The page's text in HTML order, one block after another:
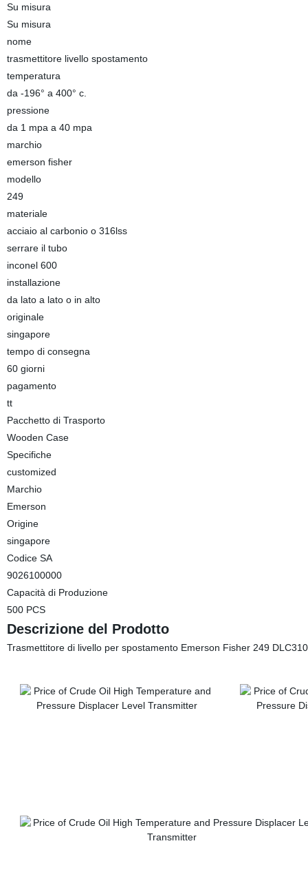
Su misura
Su misura
nome
trasmettitore livello spostamento
temperatura
da -196° a 400° c.
pressione
da 1 mpa a 40 mpa
marchio
emerson fisher
modello
249
materiale
acciaio al carbonio o 316lss
serrare il tubo
inconel 600
installazione
da lato a lato o in alto
originale
singapore
tempo di consegna
60 giorni
pagamento
tt
Pacchetto di Trasporto
Wooden Case
Specifiche
customized
Marchio
Emerson
Origine
singapore
Codice SA
9026100000
Capacità di Produzione
500 PCS
Descrizione del Prodotto
Trasmettitore di livello per spostamento Emerson Fisher 249